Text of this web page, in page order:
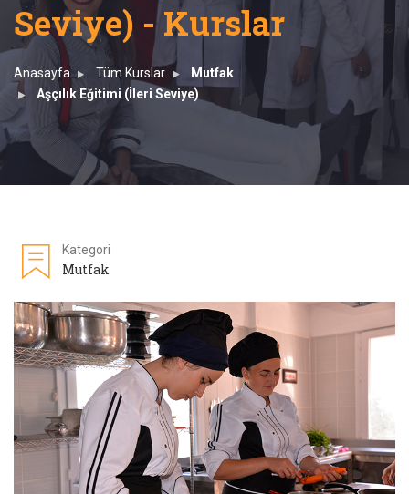
Seviye) - Kurslar
Anasayfa Tüm Kurslar
Mutfak
Aşçılık Eğitimi (İleri Seviye)
Kategori
Mutfak